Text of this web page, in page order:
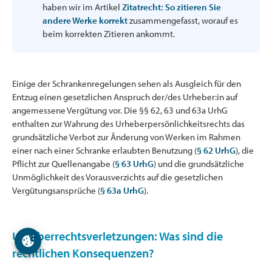
haben wir im Artikel Zitatrecht: So zitieren Sie
andere Werke korrektzusammengefasst, worauf es
beim korrekten Zitieren ankommt.
Einige der Schrankenregelungen sehen als Ausgleich für den
Entzug einen gesetzlichen Anspruch der/des Urheber:in auf
angemessene Vergütung vor. Die §§ 62, 63 und 63a UrhG
enthalten zur Wahrung des Urheberpersönlichkeitsrechts das
grundsätzliche Verbot zur Änderung von Werken im Rahmen
einer nach einer Schranke erlaubten Benutzung (§ 62 UrhG), die
Pflicht zur Quellenangabe (§ 63 UrhG) und die grundsätzliche
Unmöglichkeit des Vorausverzichts auf die gesetzlichen
Vergütungsansprüche (§ 63a UrhG).
Urheberrechtsverletzungen: Was sind die
rechtlichen Konsequenzen?